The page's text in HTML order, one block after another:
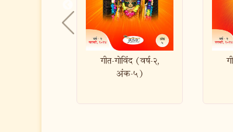
गीत-गोविंद (वर्ष-२,
अंक-४)